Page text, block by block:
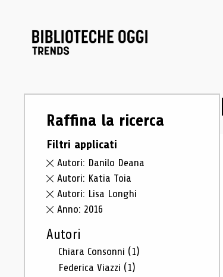
Raffina la ricerca
Filtri applicati
Autori: Danilo Deana
Autori: Katia Toia
Autori: Lisa Longhi
Anno: 2016
Autori
Chiara Consonni (1)
Federica Viazzi (1)